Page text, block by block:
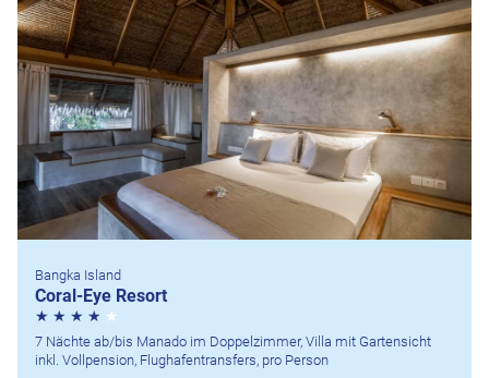
Bangka Island
Coral-Eye Resort
7 Nächte ab/bis Manado im Doppelzimmer, Villa mit Gartensicht
inkl. Vollpension, Flughafentransfers, pro Person